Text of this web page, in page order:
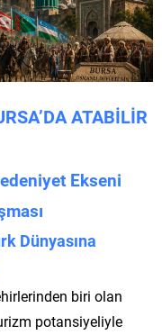
ATABİLİR
Ekseni
Dünyasına
biri olan
potansiyeliyle